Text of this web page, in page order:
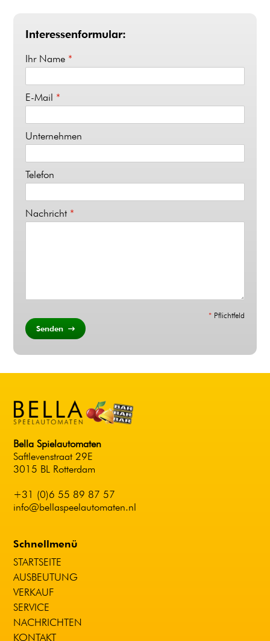
Interessenformular:
Ihr Name *
E-Mail *
Unternehmen
Telefon
Nachricht *
* Pflichtfeld
Senden
Bella Spielautomaten
Saftlevenstraat 29E
3015 BL Rotterdam
+31 (0)6 55 89 87 57
info@bellaspeelautomaten.nl
Schnellmenü
STARTSEITE
AUSBEUTUNG
VERKAUF
SERVICE
NACHRICHTEN
KONTAKT